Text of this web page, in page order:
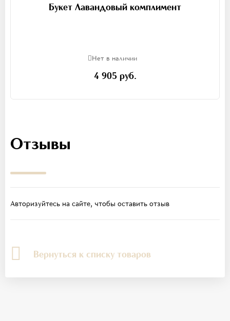
Букет Лавандовый комплимент
Нет в наличии
4 905 руб.
Отзывы
Авторизуйтесь на сайте, чтобы оставить отзыв
Вернуться к списку товаров